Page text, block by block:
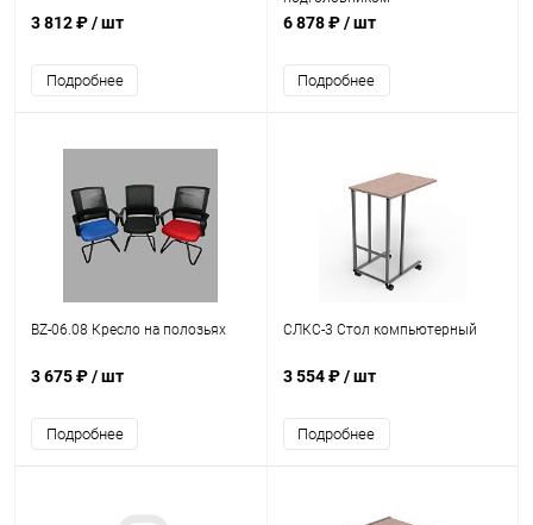
3 812 ₽/ шт
Подробнее
6 878 ₽/ шт
Подробнее
BZ-06.08 Кресло на полозьях
3 675 ₽/ шт
Подробнее
СЛКС-3 Стол компьютерный
3 554 ₽/ шт
Подробнее